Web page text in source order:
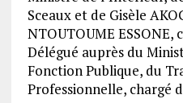
Sceaux et de Gisèle
NTOUTOUME
Délégué auprès du
Fonction Publique, du
Professionnelle, chargé